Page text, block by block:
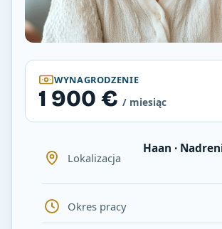
WYNAGRODZENIE
1 900 € / miesiąc
Lokalizacja
Haan ·
Okres pracy